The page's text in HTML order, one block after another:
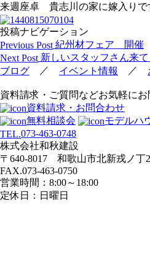
来週座卓 貴志川の家に嫁入りで
投稿ナビゲーション
Previous Post 紀州材フェア 開催
Next Post 新しいスタッフさん来
ブログ ／ イベント情報 ／
資料請求・ご質問などお気軽に
資料請求・お問合わせ
無料相談会
モデルハ
TEL.073-463-0748
株式会社和秋建設
〒640-8017 和歌山市北新戎ノ丁
FAX.073-463-0750
営業時間：8:00～18:00
定休日：日曜日